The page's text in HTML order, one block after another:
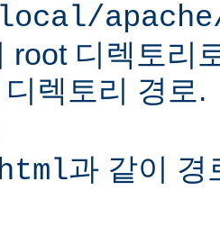
root 디렉토리
렉토리 경로.
과 같이 경